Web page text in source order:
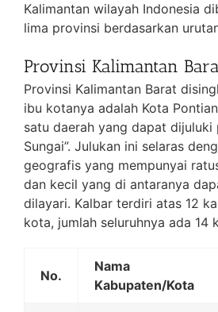
Kalimantan wilayah Indonesia
lima provinsi berdasarkan
Provinsi Kalimantan
Provinsi Kalimantan Barat
ibu kotanya adalah Kota
satu daerah yang dapat dijuluki
Sungai”. Julukan ini selaras
geografis yang mempunyai
dan kecil yang di antaranya
dilayari. Kalbar terdiri atas 12
kota, jumlah seluruhnya ada 14
No.
Nama
Kabupaten/Kota